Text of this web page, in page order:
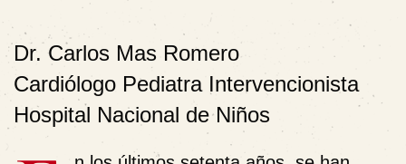
Dr. Carlos Mas Romero
Cardiólogo Pediatra Intervencionista
Hospital Nacional de Niños